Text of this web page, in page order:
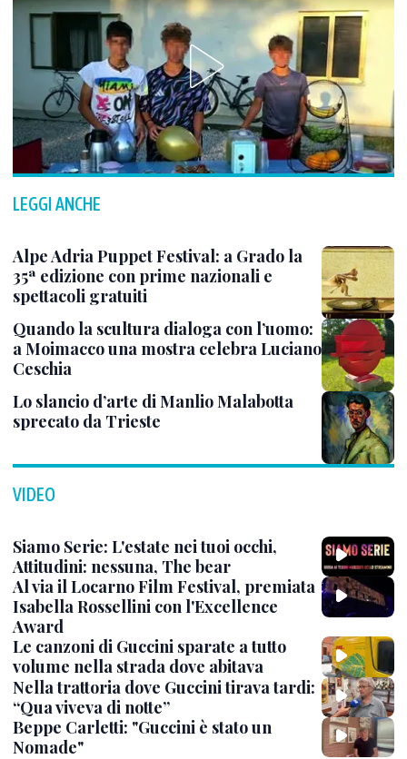
LEGGI ANCHE
Alpe Adria Puppet Festival: a Grado la
35ª edizione con prime nazionali e
spettacoli gratuiti
Quando la scultura dialoga con l’uomo:
a Moimacco una mostra celebra Luciano
Ceschia
Lo slancio d’arte di Manlio Malabotta
sprecato da Trieste
VIDEO
Siamo Serie: L'estate nei tuoi occhi,
Attitudini: nessuna, The bear
Al via il Locarno Film Festival, premiata
Isabella Rossellini con l'Excellence
Award
Le canzoni di Guccini sparate a tutto
volume nella strada dove abitava
Nella trattoria dove Guccini tirava tardi:
“Qua viveva di notte”
Beppe Carletti: "Guccini è stato un
Nomade"